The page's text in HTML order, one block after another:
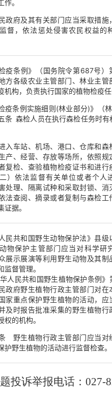
作。
政府及其有关部门应当采取措施
督，依法惩处侵害农民权益的
疫条例》（国务院令第687号）
方各级农业主管部门、林业主管
机构，负责执行国家的植物检疫任
疫条例实施细则(林业部分)》（
条 森检人员在执行森检任务时有
进入车站、机场、港口、仓库和森
产、经营、存放等场所，依照规
复检、查验植物检疫证书和进行
）依法监督有关单位或者个人
处理、隔离试种和采取封锁、消
依法查阅、摘录或者复制与森检工
证据。
民共和国野生动物保护法》县级
物保护主管部门应当对科学研
展示展演等利用野生动物及其制
监督管理。
人民共和国野生植物保护条例
政府野生植物行政主管部门对在
家重点保护野生植物的活动，应
及时报告批准采集的野生植物行
权的机构。
野生植物行政主管部门应当对
护野生植物的活动进行监督检查。
投诉举报电话：027-